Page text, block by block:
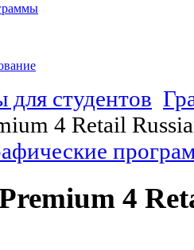
для студентов
4 Retail
4